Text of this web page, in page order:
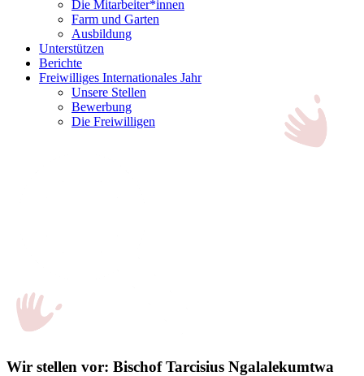
Die Mitarbeiter*innen
Farm und Garten
Ausbildung
Unterstützen
Berichte
Freiwilliges Internationales Jahr
Unsere Stellen
Bewerbung
Die Freiwilligen
Wir stellen vor: Bischof Tarcisius Ngalalekumtwa